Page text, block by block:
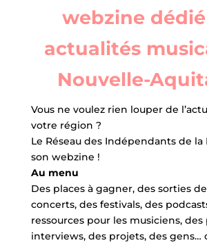
webzine
actualités
Nouvelle-
Vous ne voulez rien louper de
votre région ?
Le Réseau des Indépendants de la
son webzine !
Au menu
Des places à gagner, des sorties
concerts, des festivals, des
ressources pour les musiciens, des
interviews, des projets, des gens…